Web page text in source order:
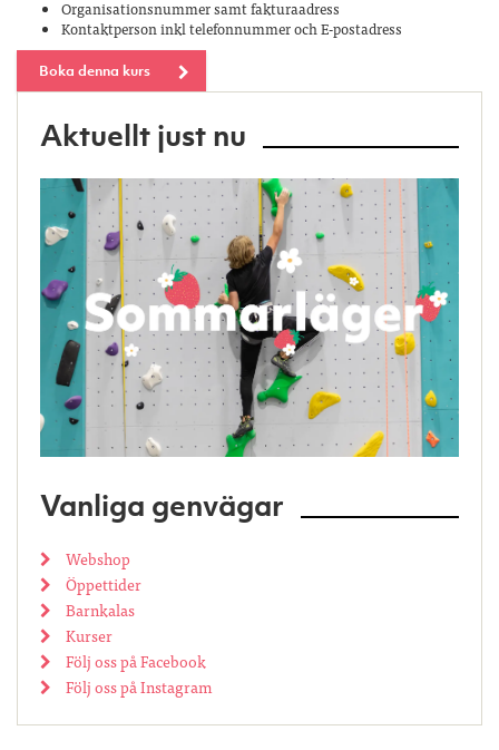
Organisationsnummer samt fakturaadress
Kontaktperson inkl telefonnummer och E-postadress
Boka denna kurs
Aktuellt just nu
Vanliga genvägar
Webshop
Öppettider
Barnkalas
Kurser
Följ oss på Facebook
Följ oss på Instagram